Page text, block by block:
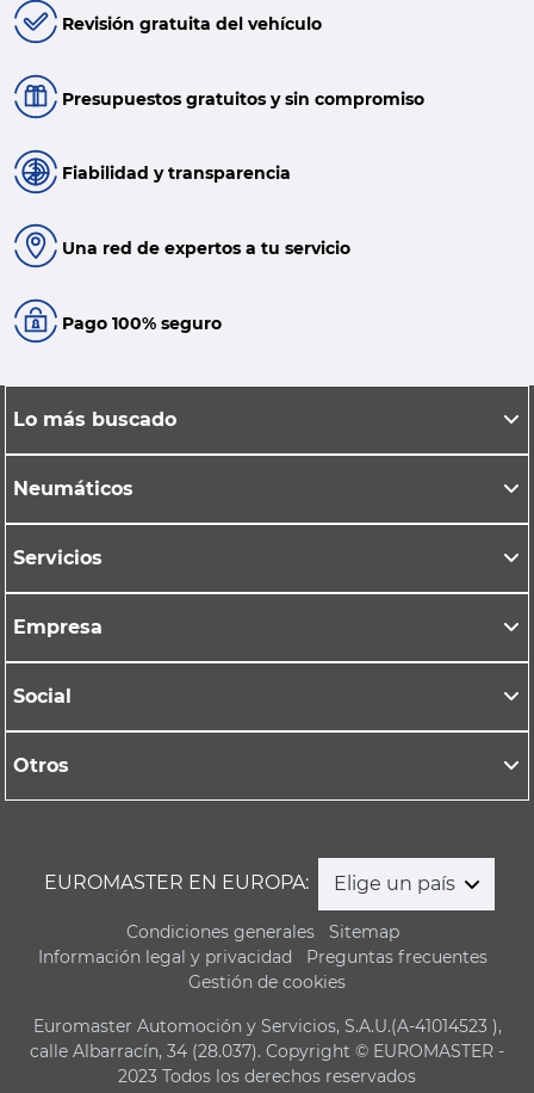
Revisión gratuita del vehículo
Presupuestos gratuitos y sin compromiso
Fiabilidad y transparencia
Una red de expertos a tu servicio
Pago 100% seguro
Lo más buscado
Neumáticos
Servicios
Empresa
Social
Otros
EUROMASTER EN EUROPA: Elige un país
Condiciones generales
Sitemap
Información legal y privacidad
Preguntas frecuentes
Gestión de cookies
Euromaster Automoción y Servicios, S.A.U.(A-41014523 ),
calle Albarracín, 34 (28.037). Copyright © EUROMASTER -
2023 Todos los derechos reservados